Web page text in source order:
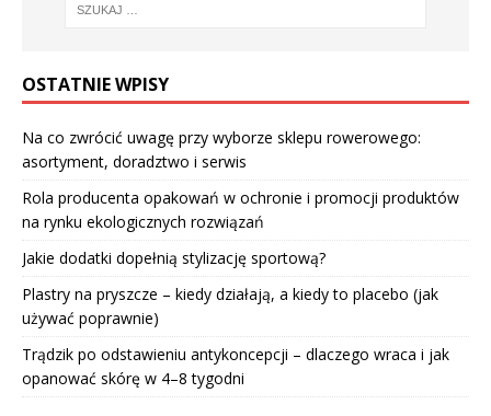
OSTATNIE WPISY
Na co zwrócić uwagę przy wyborze sklepu rowerowego:
asortyment, doradztwo i serwis
Rola producenta opakowań w ochronie i promocji produktów
na rynku ekologicznych rozwiązań
Jakie dodatki dopełnią stylizację sportową?
Plastry na pryszcze – kiedy działają, a kiedy to placebo (jak
używać poprawnie)
Trądzik po odstawieniu antykoncepcji – dlaczego wraca i jak
opanować skórę w 4–8 tygodni